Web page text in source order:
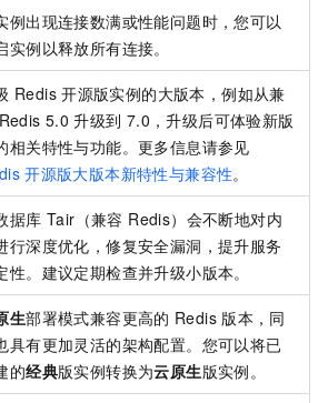
例出现连接数满或性能问题时，您可以
实例以释放所有连接。
Redis 开源版实例的大版本，例如从兼
Redis 5.0 升级到 7.0，升级后可体验新版
相关特性与功能。更多信息请参见
开源版大版本新特性与兼容性。
据库 Tair（兼容 Redis） 会不断地对内
行深度优化，修复安全漏洞，提升服务
性。建议定期检查并升级小版本。
生部署模式兼容更高的 Redis 版本，同
具有更加灵活的架构配置。您可以将已
的经典版实例转换为云原生版实例。